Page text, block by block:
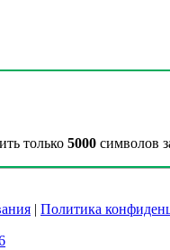
только 5000 символов
| Политика